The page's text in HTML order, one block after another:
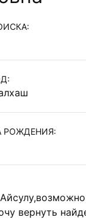
РОЖДЕНИЯ:
вернуть